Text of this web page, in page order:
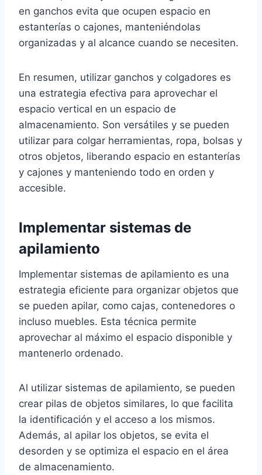
en ganchos evita que ocupen espacio en
estanterías o cajones, manteniéndolas
organizadas y al alcance cuando se necesiten.
En resumen, utilizar ganchos y colgadores es
una estrategia efectiva para aprovechar el
espacio vertical en un espacio de
almacenamiento. Son versátiles y se pueden
utilizar para colgar herramientas, ropa, bolsas y
otros objetos, liberando espacio en estanterías
y cajones y manteniendo todo en orden y
accesible.
Implementar sistemas de
apilamiento
Implementar sistemas de apilamiento es una
estrategia eficiente para organizar objetos que
se pueden apilar, como cajas, contenedores o
incluso muebles. Esta técnica permite
aprovechar al máximo el espacio disponible y
mantenerlo ordenado.
Al utilizar sistemas de apilamiento, se pueden
crear pilas de objetos similares, lo que facilita
la identificación y el acceso a los mismos.
Además, al apilar los objetos, se evita el
desorden y se optimiza el espacio en el área
de almacenamiento.